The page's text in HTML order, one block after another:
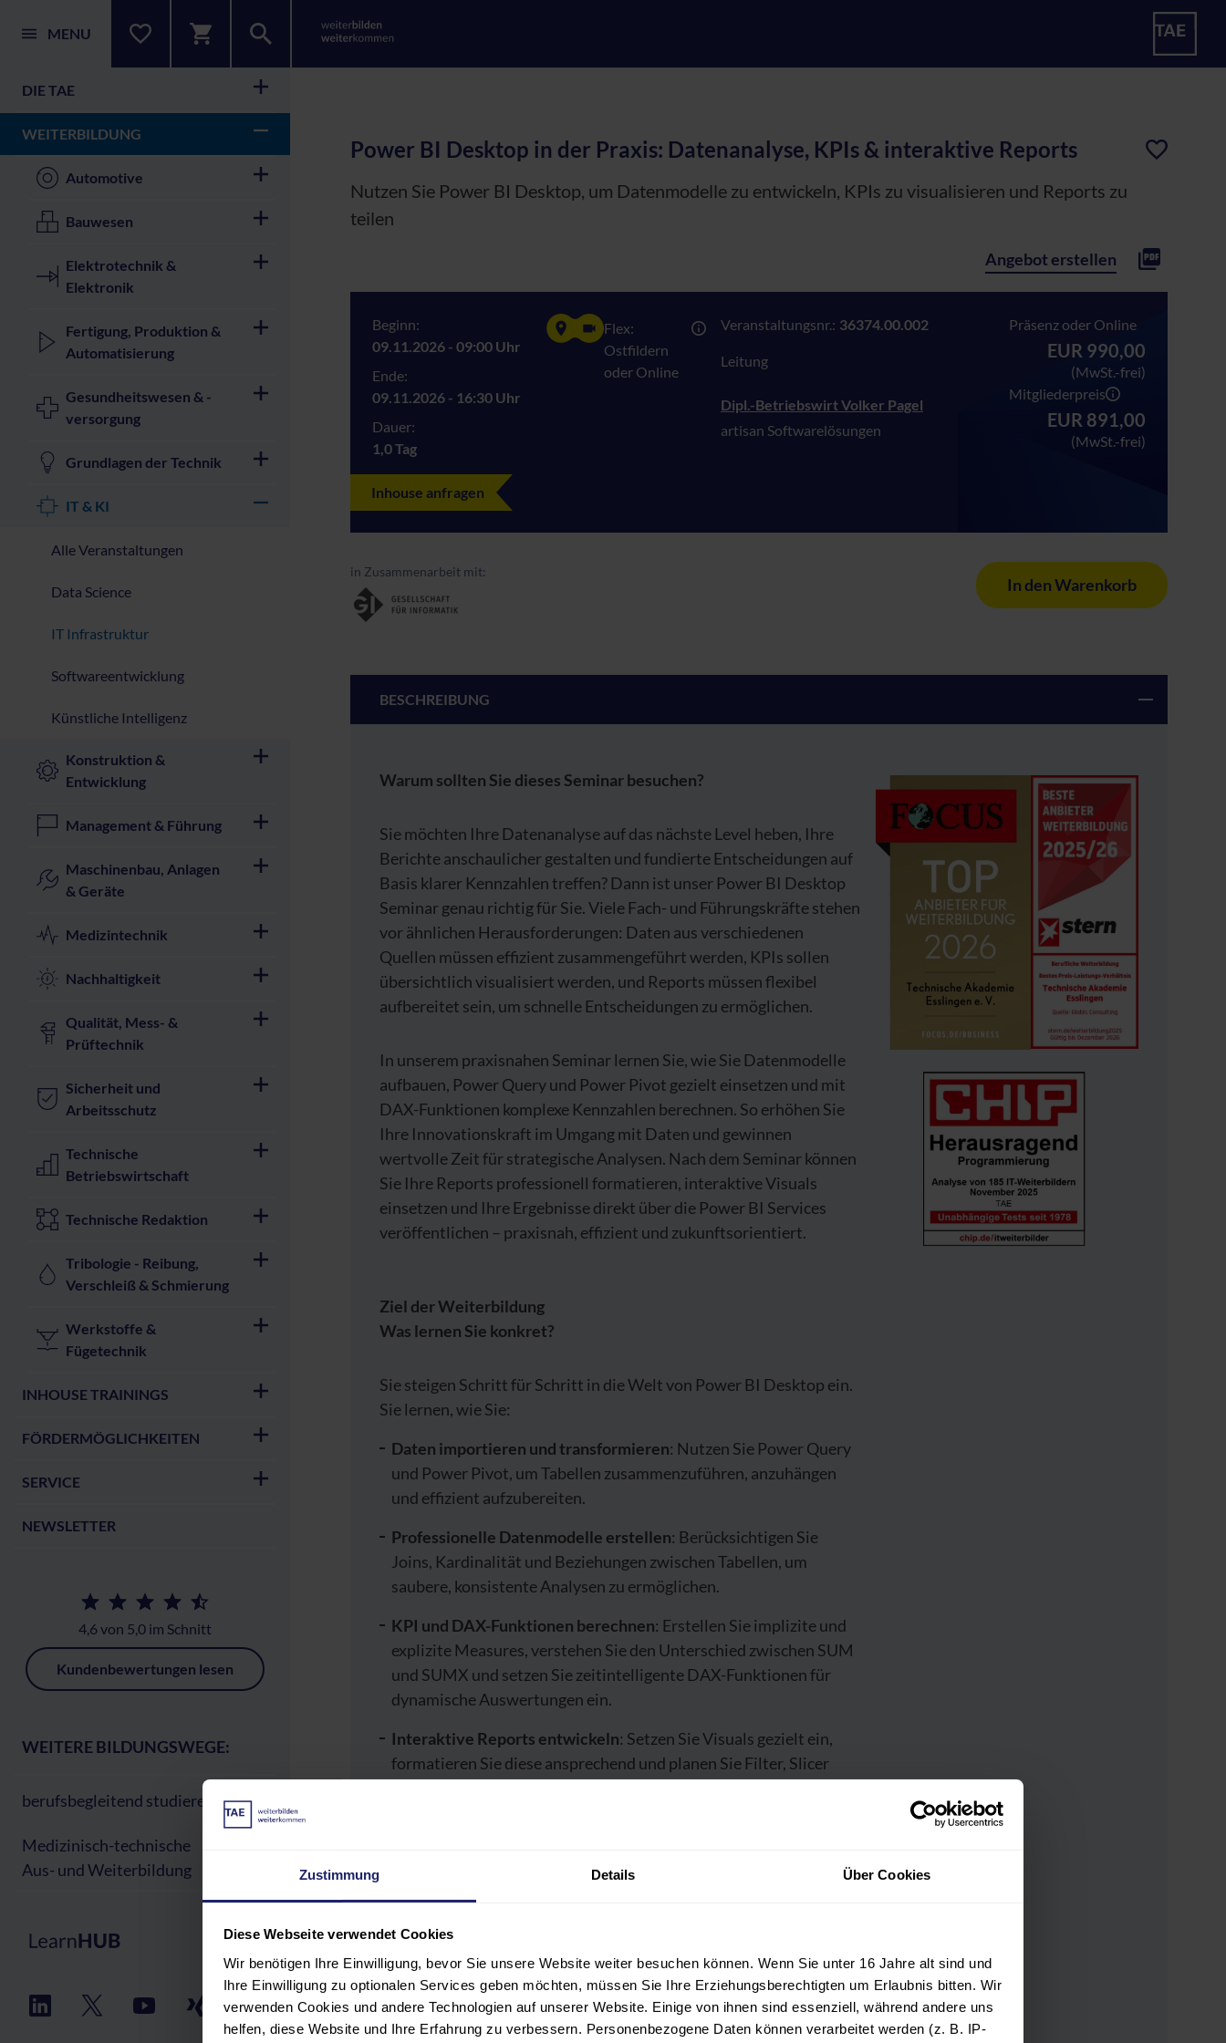
Zustimmung Details Über Cookies
Diese Webseite verwendet Cookies
Wir benötigen Ihre Einwilligung, bevor Sie unsere Website weiter besuchen können. Wenn Sie unter 16 Jahre alt sind und
Ihre Einwilligung zu optionalen Services geben möchten, müssen Sie Ihre Erziehungsberechtigten um Erlaubnis bitten. Wir
verwenden Cookies und andere Technologien auf unserer Website. Einige von ihnen sind essenziell, während andere uns
helfen, diese Website und Ihre Erfahrung zu verbessern. Personenbezogene Daten können verarbeitet werden (z. B. IP-
MENU
DIE TAE
WEITERBILDUNG
Automotive
Bauwesen
Elektrotechnik &
Elektronik
Fertigung, Produktion &
Automatisierung
Gesundheitswesen & -
versorgung
Grundlagen der Technik
IT & KI
Alle Veranstaltungen
Data Science
IT Infrastruktur
Softwareentwicklung
Künstliche Intelligenz
Konstruktion &
Entwicklung
Management & Führung
Maschinenbau, Anlagen
& Geräte
Medizintechnik
Nachhaltigkeit
Qualität, Mess- &
Prüftechnik
Sicherheit und
Arbeitsschutz
Technische
Betriebswirtschaft
Technische Redaktion
Tribologie - Reibung,
Verschleiß & Schmierung
Werkstoffe &
Fügetechnik
INHOUSE TRAININGS
FÖRDERMÖGLICHKEITEN
SERVICE
NEWSLETTER
4,6 von 5,0 im Schnitt
Kundenbewertungen lesen
WEITERE BILDUNGSWEGE:
berufsbegleitend studieren
Medizinisch-technische
Aus- und Weiterbildung
Power BI Desktop in der Praxis: Datenanalyse, KPIs & interaktive Reports
Nutzen Sie Power BI Desktop, um Datenmodelle zu entwickeln, KPIs zu visualisieren und Reports zu
teilen
Angebot erstellen
Beginn:
09.11.2026 - 09:00 Uhr
Ende:
09.11.2026 - 16:30 Uhr
Dauer:
1,0 Tag
Flex:
Ostfildern
oder Online
Veranstaltungsnr.: 36374.00.002
Leitung
Dipl.-Betriebswirt Volker Pagel
artisan Softwarelösungen
Präsenz oder Online
EUR 990,00
(MwSt.-frei)
Mitgliederpreis
EUR 891,00
(MwSt.-frei)
Inhouse anfragen
In den Warenkorb
in Zusammenarbeit mit:
BESCHREIBUNG
Warum sollten Sie dieses Seminar besuchen?
Sie möchten Ihre Datenanalyse auf das nächste Level heben, Ihre
Berichte anschaulicher gestalten und fundierte Entscheidungen auf
Basis klarer Kennzahlen treffen? Dann ist unser Power BI Desktop
Seminar genau richtig für Sie. Viele Fach- und Führungskräfte stehen
vor ähnlichen Herausforderungen: Daten aus verschiedenen
Quellen müssen effizient zusammengeführt werden, KPIs sollen
übersichtlich visualisiert werden, und Reports müssen flexibel
aufbereitet sein, um schnelle Entscheidungen zu ermöglichen.
In unserem praxisnahen Seminar lernen Sie, wie Sie Datenmodelle
aufbauen, Power Query und Power Pivot gezielt einsetzen und mit
DAX-Funktionen komplexe Kennzahlen berechnen. So erhöhen Sie
Ihre Innovationskraft im Umgang mit Daten und gewinnen
wertvolle Zeit für strategische Analysen. Nach dem Seminar können
Sie Ihre Reports professionell formatieren, interaktive Visuals
einsetzen und Ihre Ergebnisse direkt über die Power BI Services
veröffentlichen – praxisnah, effizient und zukunftsorientiert.
Ziel der Weiterbildung
Was lernen Sie konkret?
Sie steigen Schritt für Schritt in die Welt von Power BI Desktop ein.
Sie lernen, wie Sie:
Daten importieren und transformieren: Nutzen Sie Power Query
und Power Pivot, um Tabellen zusammenzuführen, anzuhängen
und effizient aufzubereiten.
Professionelle Datenmodelle erstellen: Berücksichtigen Sie
Joins, Kardinalität und Beziehungen zwischen Tabellen, um
saubere, konsistente Analysen zu ermöglichen.
KPI und DAX-Funktionen berechnen: Erstellen Sie implizite und
explizite Measures, verstehen Sie den Unterschied zwischen SUM
und SUMX und setzen Sie zeitintelligente DAX-Funktionen für
dynamische Auswertungen ein.
Interaktive Reports entwickeln: Setzen Sie Visuals gezielt ein,
formatieren Sie diese ansprechend und planen Sie Filter, Slicer
regelmäßig und fügen Sie bei Bedarf neue Visuals hinzu.
Nach dem Seminar können Sie Ihre Daten nicht nur analysieren,
sondern auch visuell überzeugend präsentieren – für sich selbst, Ihr
Team oder die Geschäftsleitung.